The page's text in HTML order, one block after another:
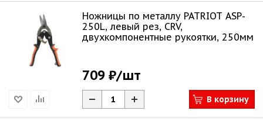
Ножницы по металлу PATRIOT ASP-
250L, левый рез, CRV,
двухкомпонентные рукоятки, 250мм
709 ₽/шт
В корзину